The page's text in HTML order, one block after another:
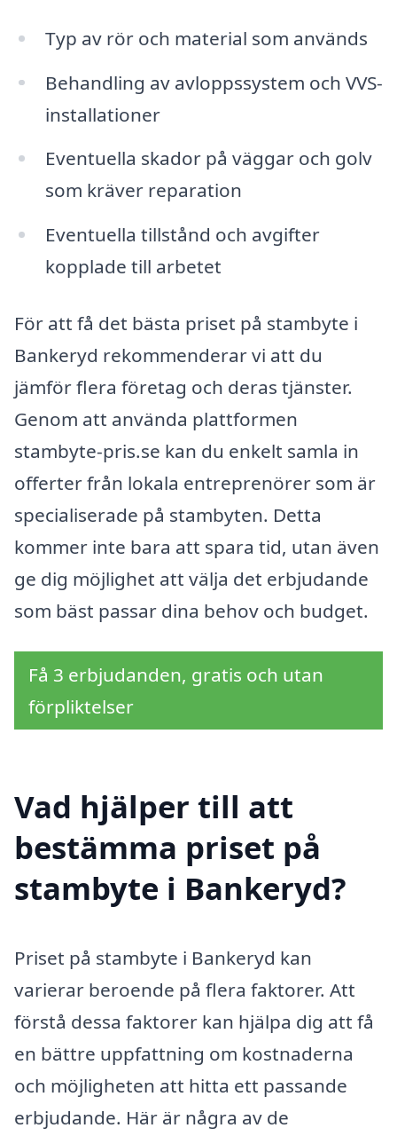
Typ av rör och material som används
Behandling av avloppssystem och VVS-
installationer
Eventuella skador på väggar och golv
som kräver reparation
Eventuella tillstånd och avgifter
kopplade till arbetet
För att få det bästa priset på stambyte i
Bankeryd rekommenderar vi att du
jämför flera företag och deras tjänster.
Genom att använda plattformen
stambyte-pris.se kan du enkelt samla in
offerter från lokala entreprenörer som är
specialiserade på stambyten. Detta
kommer inte bara att spara tid, utan även
ge dig möjlighet att välja det erbjudande
som bäst passar dina behov och budget.
Få 3 erbjudanden, gratis och utan
förpliktelser
Vad hjälper till att
bestämma priset på
stambyte i Bankeryd?
Priset på stambyte i Bankeryd kan
varierar beroende på flera faktorer. Att
förstå dessa faktorer kan hjälpa dig att få
en bättre uppfattning om kostnaderna
och möjligheten att hitta ett passande
erbjudande. Här är några av de